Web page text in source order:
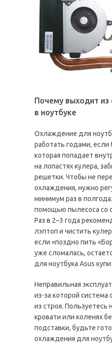
Почему выходит из
в ноутбуке
Охлаждение для
работать годами,
которая попадает
на лопастях кулера,
решетки. Чтобы не
охлаждения, нужно
минимум раз в
помощью пылесоса со
Раз в 2–3 года
лэптоп и чистить
если «поздно пить
уже сломалась,
для ноутбука Asus
Неправильная
из-за которой
из строя. Пользуетесь
кровати или коленях
подставки, будьте
охлаждения для